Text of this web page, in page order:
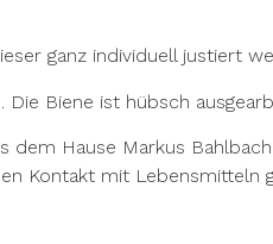
ganz individuell justiert
Biene ist hübsch
Hause Markus
Kontakt mit Lebensmitteln